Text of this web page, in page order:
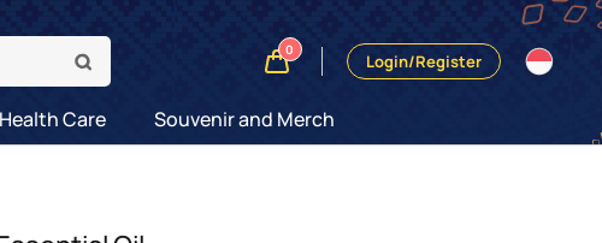
0
Login/Register
Care Souvenir and Merch